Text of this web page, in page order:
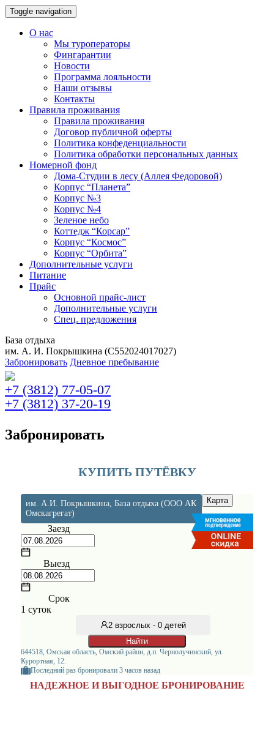
Toggle navigation
О нас
Мы туроператоры
Фингарантии
Новости
Программа лояльности
Наши отзывы
Контакты
Правила проживания
Правила проживания
Договор публичной оферты
Политика конфеденциальности
Политика обработки персональных данных
Номерной фонд
Дома-Студии в лесу (Аллея Федоровой)
Корпус “Планета”
Корпус №3
Корпус №4
Зеленое небо
Коттедж “Корсар”
Корпус “Космос”
Корпус “Орбита”
Дополнительные услуги
Питание
Прайс
Основной прайс-лист
Дополнительные услуги
Спец. предложения
База отдыха
им. А. И. Покрышкина (C552024017027)
Забронировать Дневное пребывание
+7 (3812) 77-05-07
+7 (3812) 37-20-19
Забронировать